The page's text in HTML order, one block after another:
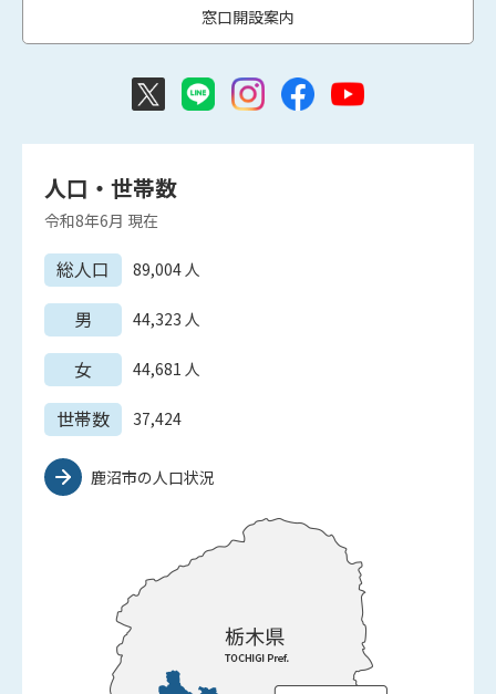
窓口開設案内
人口・世帯数
令和8年6月 現在
総人口 89,004人
男 44,323 人
女 44,681 人
世帯数 37,424
鹿沼市の人口状況